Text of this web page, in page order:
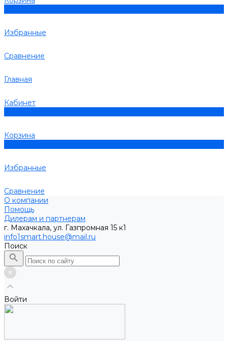
Избранные
Сравнение
Главная
Кабинет
Корзина
Избранные
Сравнение
О компании
Помощь
Дилерам и партнерам
г. Махачкала, ул. Газпромная 15 к1
info1smart.house@mail.ru
Поиск
Войти